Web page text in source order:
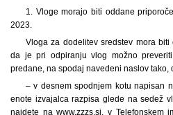
1. Vloge morajo biti oddane
2023.
Vloga za dodelitev sredstev mora
da je pri odpiranju vlog možno
predane, na spodaj navedeni naslov tako,
– v desnem spodnjem kotu napisan
enote izvajalca razpisa glede na sedež
najdete na www.zzzs.si, v Telefonskem